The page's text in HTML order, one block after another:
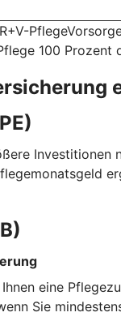
100 Prozent
Investitionen
eine
Sie